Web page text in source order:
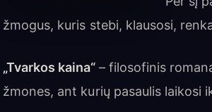
žmogus, kuris stebi, klausosi,
„Tvarkos kaina“– filosofinis
žmones, ant kurių pasaulis laikosi